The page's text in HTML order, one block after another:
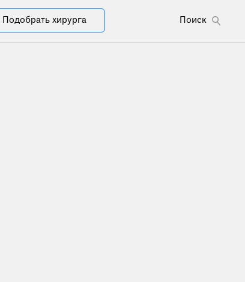
Подобрать хирурга Поиск